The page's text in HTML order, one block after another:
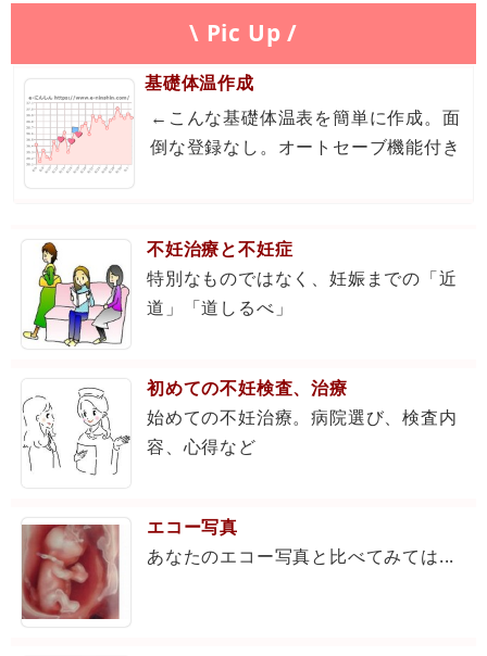
\ Pic Up /
基礎体温作成
←こんな基礎体温表を簡単に作成。面
倒な登録なし。オートセーブ機能付き
不妊治療と不妊症
特別なものではなく、妊娠までの「近
道」「道しるべ」
初めての不妊検査、治療
始めての不妊治療。病院選び、検査内
容、心得など
エコー写真
あなたのエコー写真と比べてみては...